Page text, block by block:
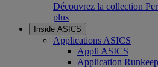
Découvrez la collection
plus
Inside ASICS
Applications ASICS
Appli ASICS
Application